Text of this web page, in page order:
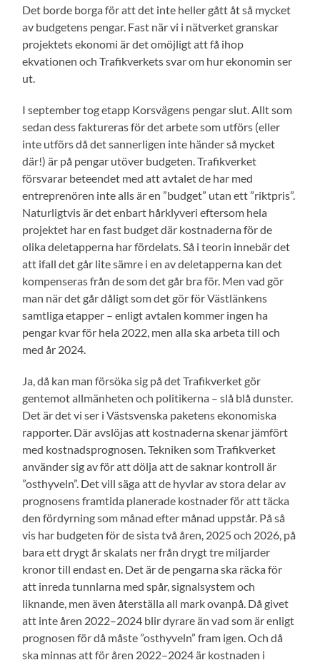
Det borde borga för att det inte heller gått åt så mycket
av budgetens pengar. Fast när vi i nätverket granskar
projektets ekonomi är det omöjligt att få ihop
ekvationen och Trafikverkets svar om hur ekonomin ser
ut.
I september tog etapp Korsvägens pengar slut. Allt som
sedan dess faktureras för det arbete som utförs (eller
inte utförs då det sannerligen inte händer så mycket
där!) är på pengar utöver budgeten. Trafikverket
försvarar beteendet med att avtalet de har med
entreprenören inte alls är en ”budget” utan ett ”riktpris”.
Naturligtvis är det enbart hårklyveri eftersom hela
projektet har en fast budget där kostnaderna för de
olika deletapperna har fördelats. Så i teorin innebär det
att ifall det går lite sämre i en av deletapperna kan det
kompenseras från de som det går bra för. Men vad gör
man när det går dåligt som det gör för Västlänkens
samtliga etapper – enligt avtalen kommer ingen ha
pengar kvar för hela 2022, men alla ska arbeta till och
med år 2024.
Ja, då kan man försöka sig på det Trafikverket gör
gentemot allmänheten och politikerna – slå blå dunster.
Det är det vi ser i Västsvenska paketens ekonomiska
rapporter. Där avslöjas att kostnaderna skenar jämfört
med kostnadsprognosen. Tekniken som Trafikverket
använder sig av för att dölja att de saknar kontroll är
”osthyveln”. Det vill säga att de hyvlar av stora delar av
prognosens framtida planerade kostnader för att täcka
den fördyrning som månad efter månad uppstår. På så
vis har budgeten för de sista två åren, 2025 och 2026, på
bara ett drygt år skalats ner från drygt tre miljarder
kronor till endast en. Det är de pengarna ska räcka för
att inreda tunnlarna med spår, signalsystem och
liknande, men även återställa all mark ovanpå. Då givet
att inte åren 2022–2024 blir dyrare än vad som är enligt
prognosen för då måste ”osthyveln” fram igen. Och då
ska minnas att för åren 2022–2024 är kostnaden i